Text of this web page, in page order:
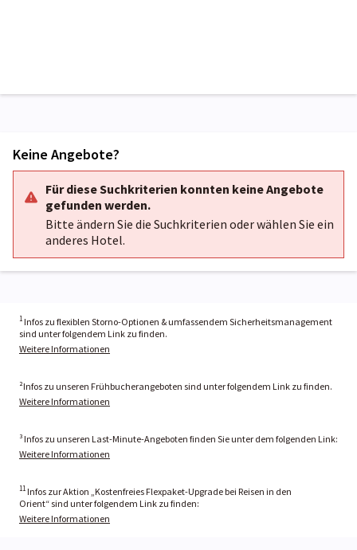
Keine Angebote?
Für diese Suchkriterien konnten keine Angebote
gefunden werden.
Bitte ändern Sie die Suchkriterien oder wählen Sie ein
anderes Hotel.
1 Infos zu flexiblen Storno-Optionen & umfassendem Sicherheitsmanagement
sind unter folgendem Link zu finden.
Weitere Informationen
²Infos zu unseren Frühbucherangeboten sind unter folgendem Link zu finden.
Weitere Informationen
³ Infos zu unseren Last-Minute-Angeboten finden Sie unter dem folgenden Link:
Weitere Informationen
11 Infos zur Aktion „Kostenfreies Flexpaket-Upgrade bei Reisen in den
Orient“ sind unter folgendem Link zu finden:
Weitere Informationen